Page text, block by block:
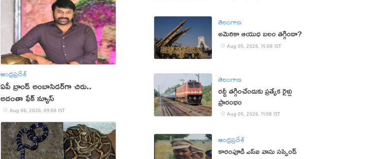
ఆంధ్రప్రదేశ్
ఏపీ బ్రాండ్‌ అంబాసిడర్‌గా చిరు..
అదంతా ఫేక్‌ న్యూస్‌
Aug 06, 2026, 09:08 IST
తెలంగాణ
అమెరికా ఆయుధ బలం తగ్గిందా?
Aug 05, 2026, 15:08 IST
తెలంగాణ
రద్దీ తగ్గించేందుకు ప్రత్యేక రైళ్లు
ప్రారంభం
Aug 05, 2026, 11:08 IST
ఆంధ్రప్రదేశ్
కారంపూడి ఎస్ఐ వాసు స‌స్పెండ్‌